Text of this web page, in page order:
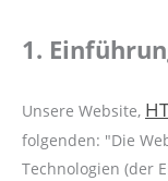
1.
Unsere Website,
folgenden: "Die
Technologien (der